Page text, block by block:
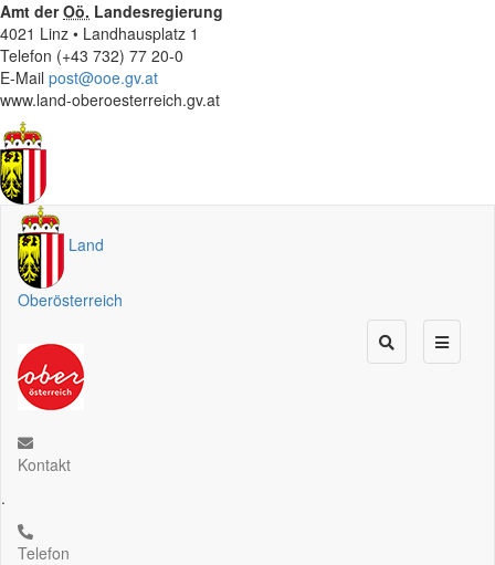
Amt derOö. Landesregierung
4021 Linz • Landhausplatz 1
Telefon (+43 732) 77 20-0
E-Mail post@ooe.gv.at
www.land-oberoesterreich.gv.at
Land
Oberösterreich
Kontakt
.
Telefon